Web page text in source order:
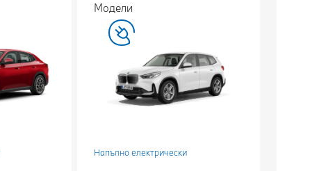
Модели
Напълно електрически